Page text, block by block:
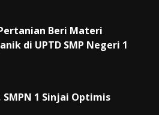
Beri Materi
di UPTD SMP Negeri 1
SMPN 1 Sinjai Optimis